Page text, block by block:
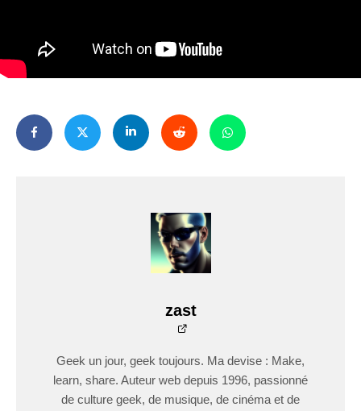
zast
Geek un jour, geek toujours. Ma devise : Make,
learn, share. Auteur web depuis 1996, passionné
de culture geek, de musique, de cinéma et de